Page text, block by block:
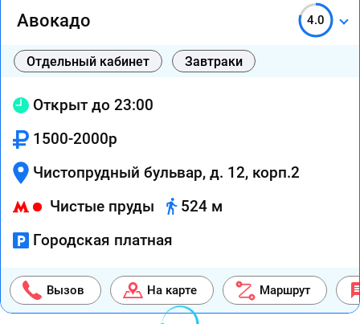
Авокадо 4.0
Отдельный кабинет Завтраки
Открыт до 23:00
1500-2000р
Чистопрудный бульвар, д. 12, корп.2
Чистые пруды
524 м
Городская платная
Вызов На карте Маршрут